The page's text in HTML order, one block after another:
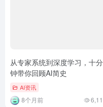
从专家系统到深度学习，十分
钟带你回顾AI简史
AI资讯
8个月前